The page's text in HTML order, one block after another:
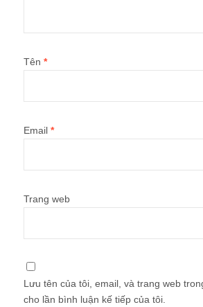
Tên *
Email *
Trang web
Lưu tên của tôi, email, và trang web
cho lần bình luận kế tiếp của tôi.